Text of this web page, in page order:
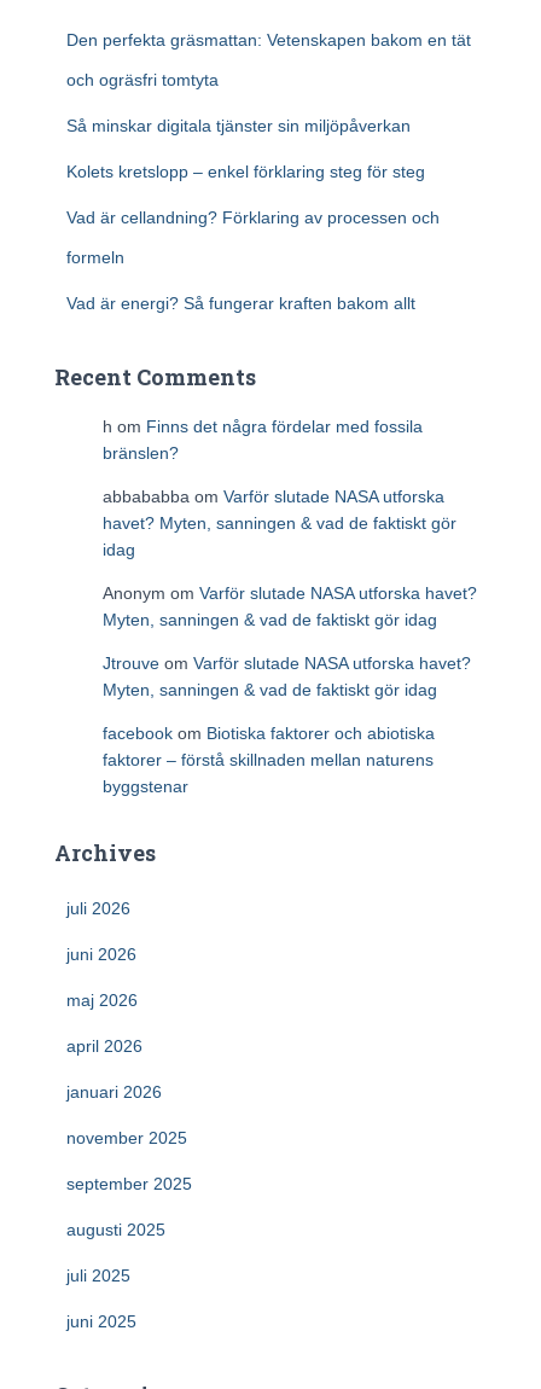
Den perfekta gräsmattan: Vetenskapen bakom en tät
och ogräsfri tomtyta
Så minskar digitala tjänster sin miljöpåverkan
Kolets kretslopp – enkel förklaring steg för steg
Vad är cellandning? Förklaring av processen och
formeln
Vad är energi? Så fungerar kraften bakom allt
Recent Comments
h om Finns det några fördelar med fossila
bränslen?
abbababba om Varför slutade NASA utforska
havet? Myten, sanningen & vad de faktiskt gör
idag
Anonym om Varför slutade NASA utforska havet?
Myten, sanningen & vad de faktiskt gör idag
Jtrouve om Varför slutade NASA utforska havet?
Myten, sanningen & vad de faktiskt gör idag
facebook om Biotiska faktorer och abiotiska
faktorer – förstå skillnaden mellan naturens
byggstenar
Archives
juli 2026
juni 2026
maj 2026
april 2026
januari 2026
november 2025
september 2025
augusti 2025
juli 2025
juni 2025